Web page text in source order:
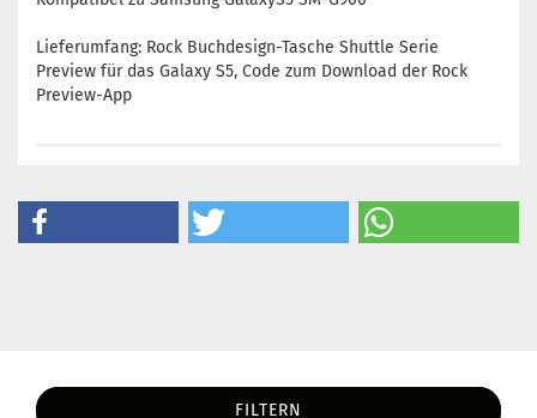
Lieferumfang: Rock Buchdesign-Tasche Shuttle Serie
Preview für das Galaxy S5, Code zum Download der Rock
Preview-App
FILTERN